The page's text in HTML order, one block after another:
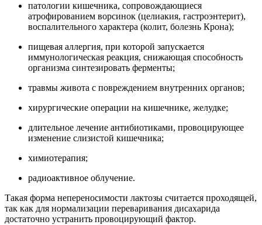
патологии кишечника, сопровождающиеся
атрофированием ворсинок (целиакия, гастроэнтерит),
воспалительного характера (колит, болезнь Крона);
пищевая аллергия, при которой запускается
иммунологическая реакция, снижающая способность
организма синтезировать ферменты;
травмы живота с повреждением внутренних органов;
хирургические операции на кишечнике, желудке;
длительное лечение антибиотиками, провоцирующее
изменение слизистой кишечника;
химиотерапия;
радиоактивное облучение.
Такая форма непереносимости лактозы считается проходящей,
так как для нормализации переваривания дисахарида
достаточно устранить провоцирующий фактор.